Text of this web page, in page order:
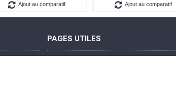
Ajout au comparatif
Ajout au comparatif
PAGES UTILES